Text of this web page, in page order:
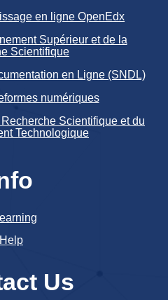
en ligne OpenEdx
Supérieur et de la
Scientifique
en Ligne (SNDL)
numériques
Scientifique et du
Technologique
Help
Us